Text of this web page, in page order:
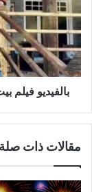
بالفيديو فيلم
مقالات ذات صلة